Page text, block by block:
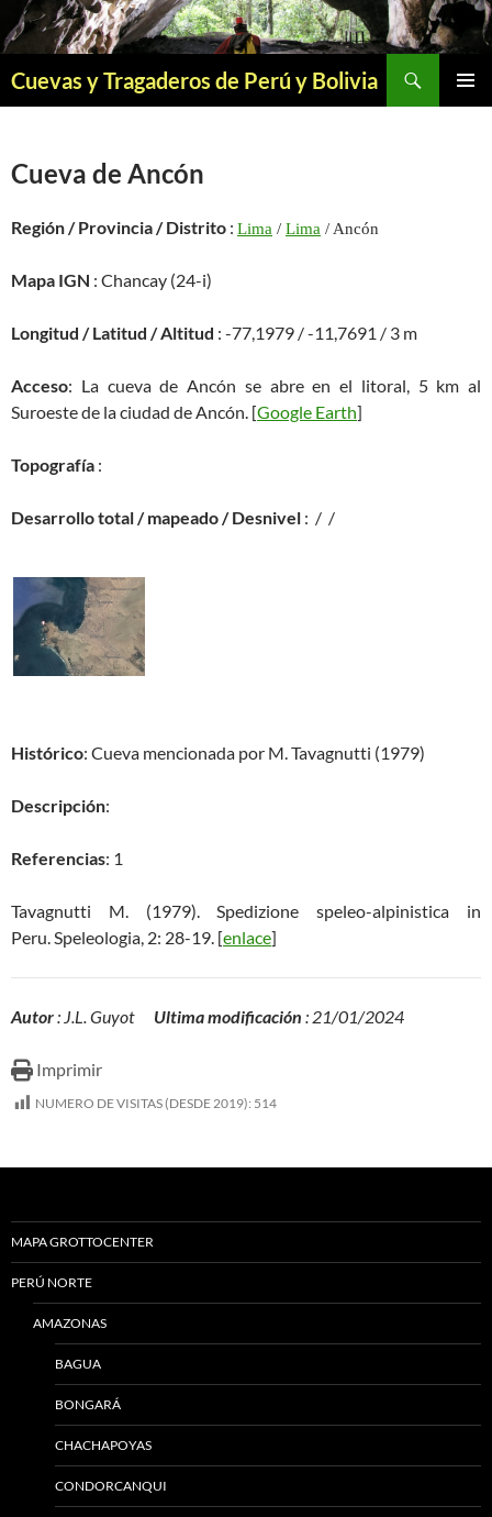
Saltar
al
Cuevas y Tragaderos de Perú y Bolivia
Cueva de Ancón
Región / Provincia / Distrito : Lima / Lima / Ancón
Mapa IGN : Chancay (24-i)
Longitud / Latitud / Altitud : -77,1979 / -11,7691 / 3 m
Acceso: La cueva de Ancón se abre en el litoral, 5 km al
Suroeste de la ciudad de Ancón. [Google Earth]
Topografía :
Desarrollo total / mapeado / Desnivel : / /
Histórico: Cueva mencionada por M. Tavagnutti (1979)
Descripción:
Referencias: 1
Tavagnutti M. (1979). Spedizione speleo-alpinistica in
Peru. Speleologia, 2: 28-19. [enlace]
Autor: J.L. Guyot Ultima modificación : 21/01/2024
Imprimir
NUMERO DE VISITAS (DESDE 2019): 514
MAPA GROTTOCENTER
PERÚ NORTE
AMAZONAS
BAGUA
BONGARÁ
CHACHAPOYAS
CONDORCANQUI